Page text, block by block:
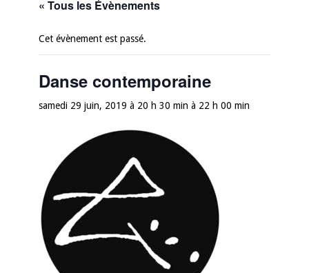
« Tous les Évènements
Cet évènement est passé.
Danse contemporaine
samedi 29 juin, 2019 à 20 h 30 min à 22 h 00 min